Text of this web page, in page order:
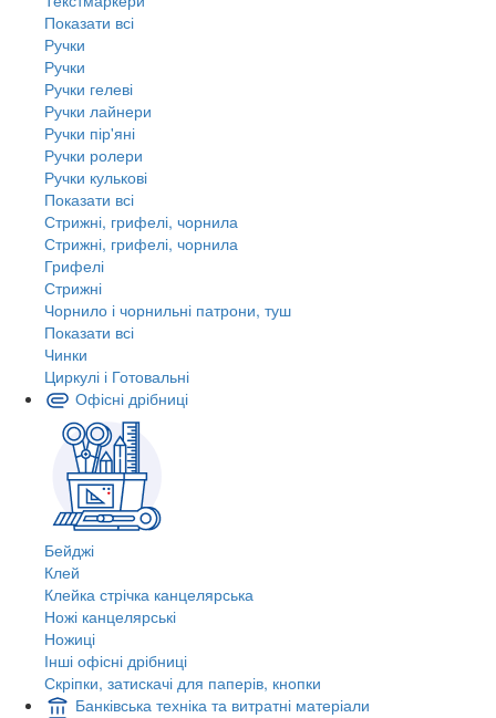
Показати всі
Ручки
Ручки
Ручки гелеві
Ручки лайнери
Ручки пір'яні
Ручки ролери
Ручки кулькові
Показати всі
Стрижні, грифелі, чорнила
Стрижні, грифелі, чорнила
Грифелі
Стрижні
Чорнило і чорнильні патрони, туш
Показати всі
Чинки
Циркулі і Готовальні
Офісні дрібниці
Бейджі
Клей
Клейка стрічка канцелярська
Ножі канцелярські
Ножиці
Інші офісні дрібниці
Скріпки, затискачі для паперів, кнопки
Банківська техніка та витратні матеріали